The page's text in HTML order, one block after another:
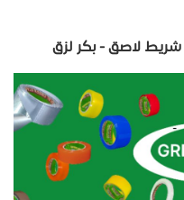
لاصق - بكر لزق